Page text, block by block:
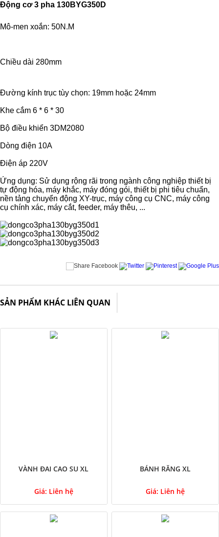
Động cơ 3 pha 130BYG350D
Mô-men xoắn: 50N.M
Chiều dài 280mm
Đường kính trục tùy chọn: 19mm hoặc 24mm
Khe cắm 6 * 6 * 30
Bộ điều khiển 3DM2080
Dòng điện 10A
Điện áp 220V
Ứng dụng: Sử dụng rộng rãi trong ngành công nghiệp thiết bị
tự động hóa, máy khắc, máy đóng gói, thiết bị phi tiêu chuẩn,
nền tảng chuyển động XY-trục, máy công cụ CNC, máy công
cụ chính xác, máy cắt, feeder, máy thêu, ...
SẢN PHẨM KHÁC LIÊN QUAN
VÀNH ĐAI CAO SU XL
Giá: Liên hệ
BÁNH RĂNG XL
Giá: Liên hệ